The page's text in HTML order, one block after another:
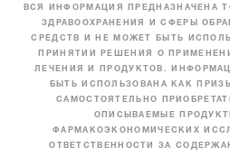
ВСЯ ИНФОРМАЦИЯ ПРЕДНАЗНАЧЕНА
ЗДРАВООХРАНЕНИЯ И СФЕРЫ
СРЕДСТВ И НЕ МОЖЕТ БЫТЬ
ПРИНЯТИИ РЕШЕНИЯ О
ЛЕЧЕНИЯ И ПРОДУКТОВ.
БЫТЬ ИСПОЛЬЗОВАНА КАК
САМОСТОЯТЕЛЬНО
ОПИСЫВАЕМЫЕ
ФАРМАКОЭКОНОМИЧЕСКИХ
ОТВЕТСТВЕННОСТИ ЗА